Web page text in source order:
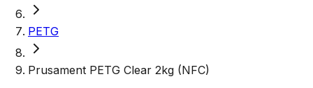
PETG
Prusament PETG Clear 2kg (NFC)